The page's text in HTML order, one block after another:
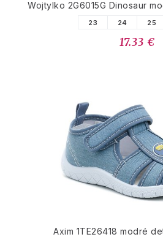
Wojtylko 2G6015G Dinosaur
23 24 25
17.33 €
Axim 1TE26418 modré